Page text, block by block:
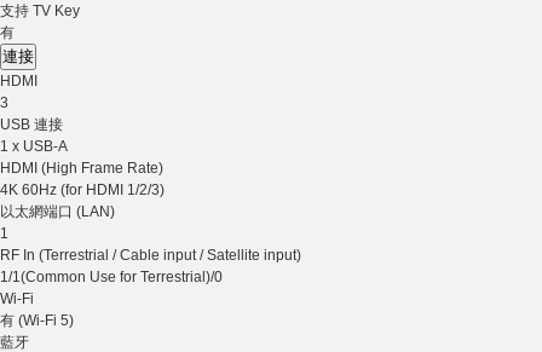
支持 TV Key
有
連接
HDMI
3
USB 連接
1 x USB-A
HDMI (High Frame Rate)
4K 60Hz (for HDMI 1/2/3)
以太網端口 (LAN)
1
RF In (Terrestrial / Cable input / Satellite input)
1/1(Common Use for Terrestrial)/0
Wi-Fi
有 (Wi-Fi 5)
藍牙